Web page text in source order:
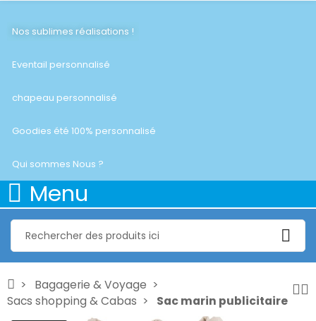
Nos sublimes réalisations !
Eventail personnalisé
chapeau personnalisé
Goodies été 100% personnalisé
Qui sommes Nous ?
Menu
Bagagerie & Voyage
Sacs shopping & Cabas
Sac marin publicitaire